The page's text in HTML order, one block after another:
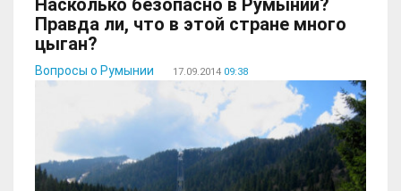
Насколько безопасно в Румынии?
Правда ли, что в этой стране много
цыган?
Вопросы о Румынии 17.09.2014 09:38